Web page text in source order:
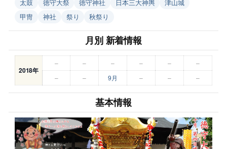
太鼓 徳守大祭 徳守神社 日本三大神輿
津山城
甲冑
神社 祭り 秋祭り
月別 新着情報
2018年
– – – – –
–
–
– 9月 – – –
基本情報